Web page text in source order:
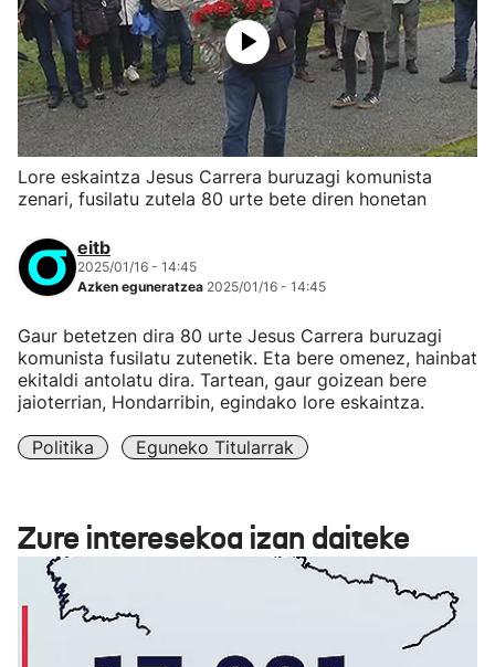
Lore eskaintza Jesus Carrera buruzagi komunista
zenari, fusilatu zutela 80 urte bete diren honetan
eitb
2025/01/16 - 14:45
Azken eguneratzea 2025/01/16 - 14:45
Gaur betetzen dira 80 urte Jesus Carrera buruzagi
komunista fusilatu zutenetik. Eta bere omenez, hainbat
ekitaldi antolatu dira. Tartean, gaur goizean bere
jaioterrian, Hondarribin, egindako lore eskaintza.
Politika Eguneko Titularrak
Zure interesekoa izan daiteke